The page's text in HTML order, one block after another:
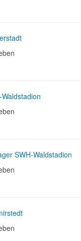
SWH-Waldstadion